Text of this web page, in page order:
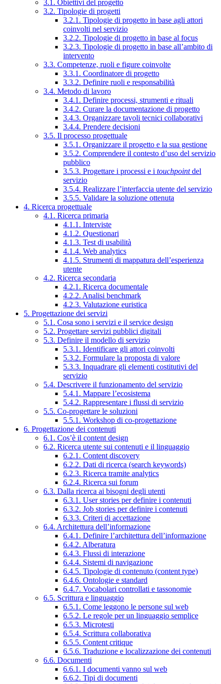
3.1. Obiettivi del progetto
3.2. Tipologie di progetti
3.2.1. Tipologie di progetto in base agli attori
coinvolti nel servizio
3.2.2. Tipologie di progetto in base al focus
3.2.3. Tipologie di progetto in base all’ambito di
intervento
3.3. Competenze, ruoli e figure coinvolte
3.3.1. Coordinatore di progetto
3.3.2. Definire ruoli e responsabilità
3.4. Metodo di lavoro
3.4.1. Definire processi, strumenti e rituali
3.4.2. Curare la documentazione di progetto
3.4.3. Organizzare tavoli tecnici collaborativi
3.4.4. Prendere decisioni
3.5. Il processo progettuale
3.5.1. Organizzare il progetto e la sua gestione
3.5.2. Comprendere il contesto d’uso del servizio
pubblico
3.5.3. Progettare i processi e i touchpointdel
servizio
3.5.4. Realizzare l’interfaccia utente del servizio
3.5.5. Validare la soluzione ottenuta
4. Ricerca progettuale
4.1. Ricerca primaria
4.1.1. Interviste
4.1.2. Questionari
4.1.3. Test di usabilità
4.1.4. Web analytics
4.1.5. Strumenti di mappatura dell’esperienza
utente
4.2. Ricerca secondaria
4.2.1. Ricerca documentale
4.2.2. Analisi benchmark
4.2.3. Valutazione euristica
5. Progettazione dei servizi
5.1. Cosa sono i servizi e il service design
5.2. Progettare servizi pubblici digitali
5.3. Definire il modello di servizio
5.3.1. Identificare gli attori coinvolti
5.3.2. Formulare la proposta di valore
5.3.3. Inquadrare gli elementi costitutivi del
servizio
5.4. Descrivere il funzionamento del servizio
5.4.1. Mappare l’ecosistema
5.4.2. Rappresentare i flussi di servizio
5.5. Co-progettare le soluzioni
5.5.1. Workshop di co-progettazione
6. Progettazione dei contenuti
6.1. Cos’è il content design
6.2. Ricerca utente sui contenuti e il linguaggio
6.2.1. Content discovery
6.2.2. Dati di ricerca (search keywords)
6.2.3. Ricerca tramite analytics
6.2.4. Ricerca sui forum
6.3. Dalla ricerca ai bisogni degli utenti
6.3.1. User stories per definire i contenuti
6.3.2. Job stories per definire i contenuti
6.3.3. Criteri di accettazione
6.4. Architettura dell’informazione
6.4.1. Definire l’architettura dell’informazione
6.4.2. Alberatura
6.4.3. Flussi di interazione
6.4.4. Sistemi di navigazione
6.4.5. Tipologie di contenuto (content type)
6.4.6. Ontologie e standard
6.4.7. Vocabolari controllati e tassonomie
6.5. Scrittura e linguaggio
6.5.1. Come leggono le persone sul web
6.5.2. Le regole per un linguaggio semplice
6.5.3. Microtesti
6.5.4. Scrittura collaborativa
6.5.5. Content critique
6.5.6. Traduzione e localizzazione dei contenuti
6.6. Documenti
6.6.1. I documenti vanno sul web
6.6.2. Tipi di documenti